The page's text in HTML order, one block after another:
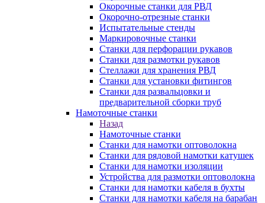
Окорочные станки для РВД
Окорочно-отрезные станки
Испытательные стенды
Маркировочные станки
Станки для перфорации рукавов
Станки для размотки рукавов
Стеллажи для хранения РВД
Станки для установки фитингов
Станки для развальцовки и
предварительной сборки труб
Намоточные станки
Назад
Намоточные станки
Станки для намотки оптоволокна
Станки для рядовой намотки катушек
Станки для намотки изоляции
Устройства для размотки оптоволокна
Станки для намотки кабеля в бухты
Станки для намотки кабеля на барабан